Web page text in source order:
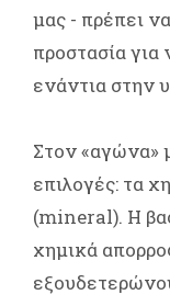
μας - πρέπει
προστασία
ενάντια στην
Στον «αγώνα»
επιλογές: τα
(mineral). Η
χημικά